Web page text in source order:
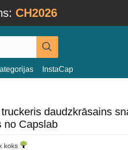
CH2026
InstaCap
daudzkrāsains
no Capslab
koks